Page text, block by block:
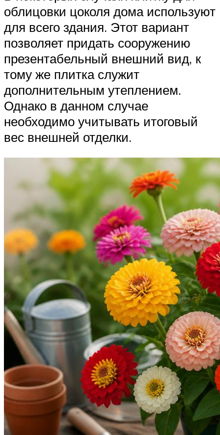
облицовки цоколя дома используют
для всего здания. Этот вариант
позволяет придать сооружению
презентабельный внешний вид, к
тому же плитка служит
дополнительным утеплением.
Однако в данном случае
необходимо учитывать итоговый
вес внешней отделки.